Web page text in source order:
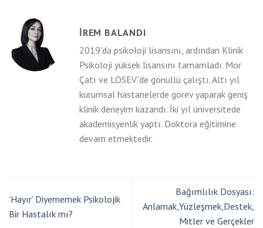
İREM BALANDI
2019'da psikoloji lisansını, ardından Klinik
Psikoloji yüksek lisansını tamamladı. Mor
Çatı ve LÖSEV'de gönüllü çalıştı. Altı yıl
kurumsal hastanelerde görev yaparak geniş
klinik deneyim kazandı. İki yıl üniversitede
akademisyenlik yaptı. Doktora eğitimine
devam etmektedir.
’Hayır’ Diyememek Psikolojik
Bir Hastalık mı?
Bağımlılık Dosyası:
Anlamak,Yüzleşmek,Destek,
Mitler ve Gerçekler